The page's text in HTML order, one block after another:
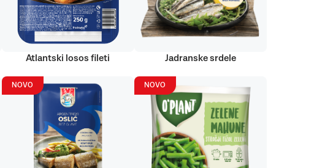
Atlantski losos fileti Jadranske srdele
NOVO NOVO